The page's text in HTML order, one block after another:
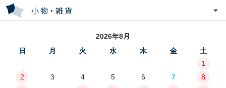
2026年8月
日
月 火 水 木 金
土
1
2
3 4 5 6 7
8